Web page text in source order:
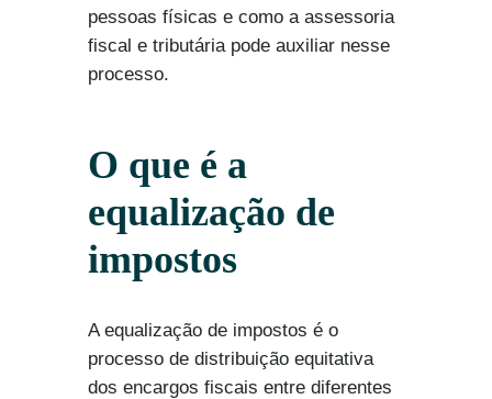
pessoas físicas e como a assessoria
fiscal e tributária pode auxiliar nesse
processo.
O que é a
equalização de
impostos
A equalização de impostos é o
processo de distribuição equitativa
dos encargos fiscais entre diferentes